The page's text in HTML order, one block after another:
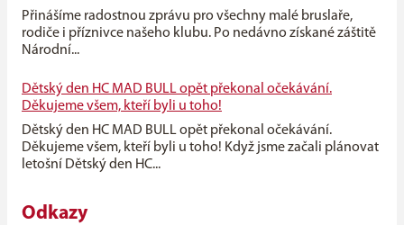
Přinášíme radostnou zprávu pro všechny malé bruslaře,
rodiče i příznivce našeho klubu. Po nedávno získané záštitě
Národní...
Dětský den HC MAD BULL opět překonal očekávání.
Děkujeme všem, kteří byli u toho!
Dětský den HC MAD BULL opět překonal očekávání.
Děkujeme všem, kteří byli u toho! Když jsme začali plánovat
letošní Dětský den HC...
Odkazy